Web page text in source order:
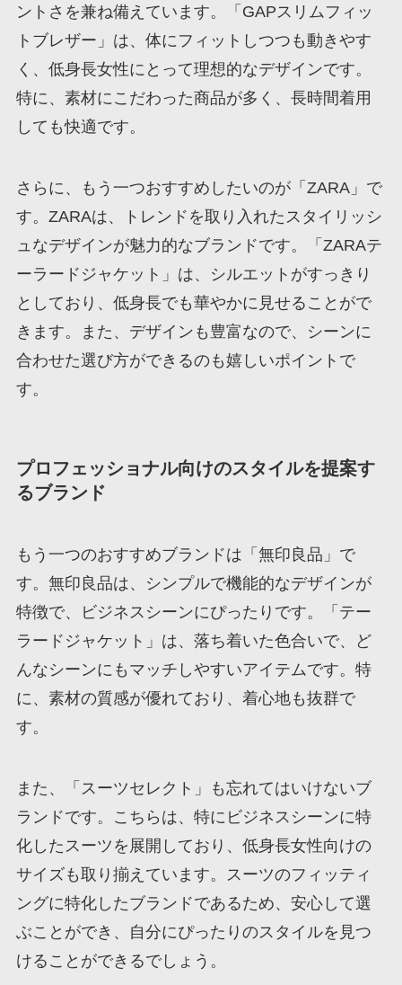
ントさを兼ね備えています。「GAPスリムフィッ
トブレザー」は、体にフィットしつつも動きやす
く、低身長女性にとって理想的なデザインです。
特に、素材にこだわった商品が多く、長時間着用
しても快適です。
さらに、もう一つおすすめしたいのが「ZARA」で
す。ZARAは、トレンドを取り入れたスタイリッシ
ュなデザインが魅力的なブランドです。「ZARAテ
ーラードジャケット」は、シルエットがすっきり
としており、低身長でも華やかに見せることがで
きます。また、デザインも豊富なので、シーンに
合わせた選び方ができるのも嬉しいポイントで
す。
プロフェッショナル向けのスタイルを提案す
るブランド
もう一つのおすすめブランドは「無印良品」で
す。無印良品は、シンプルで機能的なデザインが
特徴で、ビジネスシーンにぴったりです。「テー
ラードジャケット」は、落ち着いた色合いで、ど
んなシーンにもマッチしやすいアイテムです。特
に、素材の質感が優れており、着心地も抜群で
す。
また、「スーツセレクト」も忘れてはいけないブ
ランドです。こちらは、特にビジネスシーンに特
化したスーツを展開しており、低身長女性向けの
サイズも取り揃えています。スーツのフィッティ
ングに特化したブランドであるため、安心して選
ぶことができ、自分にぴったりのスタイルを見つ
けることができるでしょう。